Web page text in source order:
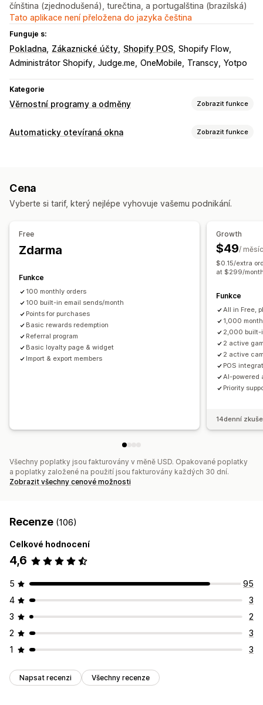
čínština (zjednodušená), turečtina, a portugalština (brazilská)
Tato aplikace není přeložena do jazyka čeština
Funguje s:
Pokladna Zákaznické účty Shopify POS Shopify Flow
Administrátor Shopify Judge.me OneMobile Transcy Yotpo
Kategorie
Věrnostní programy a odměny Zobrazit funkce
Typy programů
Odměny, které můžete nabízet
Kredit pro obchod
Sazby za dopravu
Doprava zdarma
Členské výhody
Automaticky otevíraná okna Zobrazit funkce
Automaticky otevíraná okna košíku
Roztočit kolo
Nástroje pro odpočet času Bannery
Vlastní automaticky otevíraná okna
Nástroj Editor
Generování pomocí umělé inteligence
Lokalizace Kampaně Spouštěče a pravidla
Segmentace Vykazování
Cena
Vyberte si tarif, který nejlépe vyhovuje vašemu podnikání.
Free
Zdarma
Funkce
100 monthly orders
100 built-in email sends/month
Points for purchases
Basic rewards redemption
Referral program
Basic loyalty page & widget
Import & export members
Growth
$49/ měsíc
$0.15/extra
at $299/
Funkce
All in Free,
1,000
2,000 built-
2 active
2 active
POS
AI-powered
Priority
14denní
Všechny poplatky jsou fakturovány v měně USD. Opakované poplatky
a poplatky založené na použití jsou fakturovány každých 30 dní.
Zobrazit všechny cenové možnosti
Recenze (106)
Celkové hodnocení
4,6
5
95
4
3
3
2
2
3
1
3
Napsat recenzi Všechny recenze